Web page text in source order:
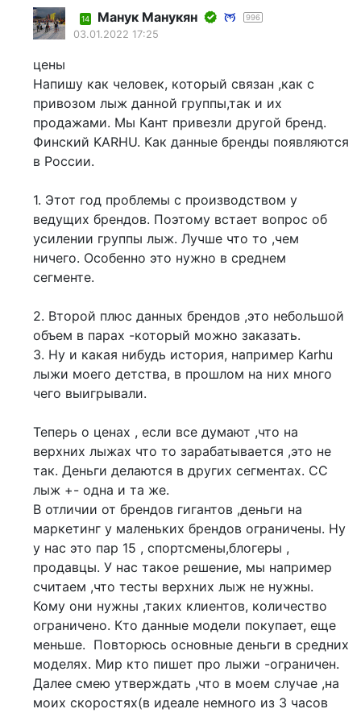
14 Манук Манукян 996
03.01.2022 17:25
цены
Напишу как человек, который связан ,как с
привозом лыж данной группы,так и их
продажами. Мы Кант привезли другой бренд.
Финский KARHU. Как данные бренды появляются
в России.
1. Этот год проблемы с производством у
ведущих брендов. Поэтому встает вопрос об
усилении группы лыж. Лучше что то ,чем
ничего. Особенно это нужно в среднем
сегменте.
2. Второй плюс данных брендов ,это небольшой
объем в парах -который можно заказать.
3. Ну и какая нибудь история, например Karhu
лыжи моего детства, в прошлом на них много
чего выигрывали.
Теперь о ценах , если все думают ,что на
верхних лыжах что то зарабатывается ,это не
так. Деньги делаются в других сегментах. СС
лыж +- одна и та же.
В отличии от брендов гигантов ,деньги на
маркетинг у маленьких брендов ограничены. Ну
у нас это пар 15 , спортсмены,блогеры ,
продавцы. У нас такое решение, мы например
считаем ,что тесты верхних лыж не нужны.
Кому они нужны ,таких клиентов, количество
ограничено. Кто данные модели покупает, еще
меньше. Повторюсь основные деньги в средних
моделях. Мир кто пишет про лыжи -ограничен.
Далее смею утверждать ,что в моем случае ,на
моих скоростях(в идеале немного из 3 часов